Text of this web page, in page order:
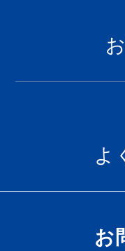
よ
お